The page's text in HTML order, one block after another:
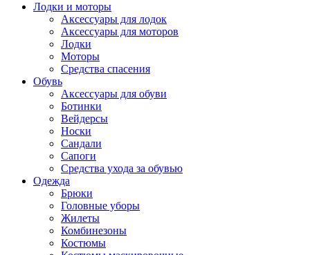
Лодки и моторы
Аксессуары для лодок
Аксессуары для моторов
Лодки
Моторы
Средства спасения
Обувь
Аксессуары для обуви
Ботинки
Вейдерсы
Носки
Сандали
Сапоги
Средства ухода за обувью
Одежда
Брюки
Головные уборы
Жилеты
Комбинезоны
Костюмы